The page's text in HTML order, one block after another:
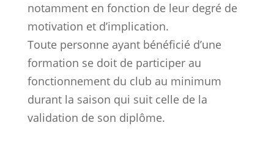
notamment en fonction de leur degré de
motivation et d’implication.
Toute personne ayant bénéficié d’une
formation se doit de participer au
fonctionnement du club au minimum
durant la saison qui suit celle de la
validation de son diplôme.